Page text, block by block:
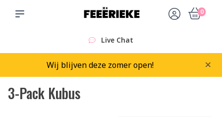
0
Live Chat
Wij blijven deze zomer open! ×
3-Pack Kubus